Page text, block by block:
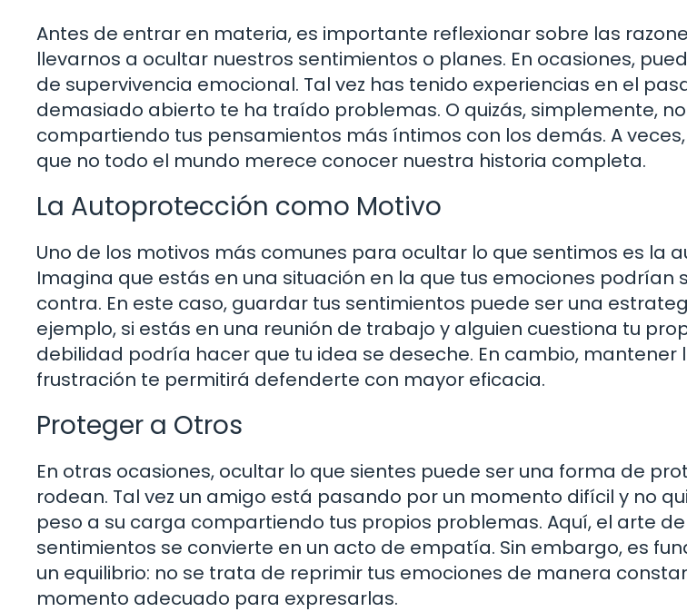
Antes de entrar en materia, es importante reflexionar sobre las
llevarnos a ocultar nuestros sentimientos o planes. En ocasiones,
de supervivencia emocional. Tal vez has tenido experiencias en el
demasiado abierto te ha traído problemas. O quizás, simplemente,
compartiendo tus pensamientos más íntimos con los demás. A
que no todo el mundo merece conocer nuestra historia completa.
La Autoprotección como Motivo
Uno de los motivos más comunes para ocultar lo que sentimos es la
Imagina que estás en una situación en la que tus emociones podrían
contra. En este caso, guardar tus sentimientos puede ser una
ejemplo, si estás en una reunión de trabajo y alguien cuestiona tu
debilidad podría hacer que tu idea se deseche. En cambio, mantener
frustración te permitirá defenderte con mayor eficacia.
Proteger a Otros
En otras ocasiones, ocultar lo que sientes puede ser una forma de
rodean. Tal vez un amigo está pasando por un momento difícil y no
peso a su carga compartiendo tus propios problemas. Aquí, el arte
sentimientos se convierte en un acto de empatía. Sin embargo, es
un equilibrio: no se trata de reprimir tus emociones de manera
momento adecuado para expresarlas.